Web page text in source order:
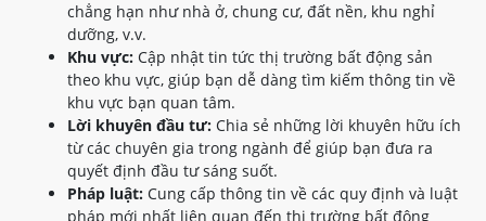
chẳng hạn như nhà ở, chung cư, đất nền, khu nghỉ
dưỡng, v.v.
Khu vực: Cập nhật tin tức thị trường bất động sản
theo khu vực, giúp bạn dễ dàng tìm kiếm thông tin về
khu vực bạn quan tâm.
Lời khuyên đầu tư: Chia sẻ những lời khuyên hữu ích
từ các chuyên gia trong ngành để giúp bạn đưa ra
quyết định đầu tư sáng suốt.
Pháp luật: Cung cấp thông tin về các quy định và luật
pháp mới nhất liên quan đến thị trường bất động